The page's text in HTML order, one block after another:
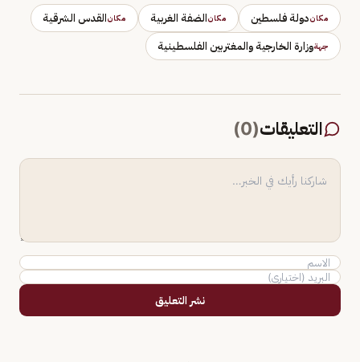
مكاندولة فلسطين مكانالضفة الغربية مكانالقدس الشرقية
جهةوزارة الخارجية والمغتربين الفلسطينية
التعليقات(
0
)
نشر التعليق